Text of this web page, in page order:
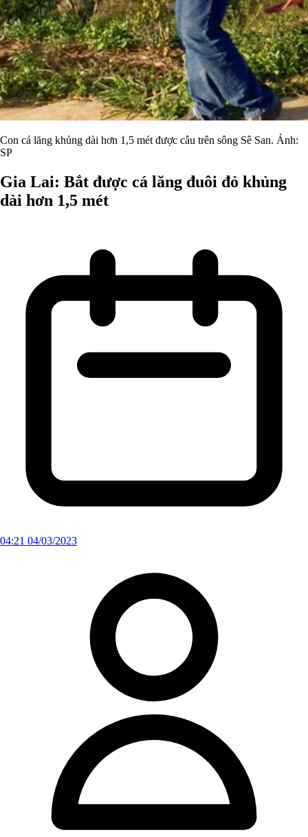
Con cá lăng khủng dài hơn 1,5 mét được câu trên sông Sê San. Ảnh:
SP
Gia Lai: Bắt được cá lăng đuôi đỏ khủng
dài hơn 1,5 mét
04:21 04/03/2023